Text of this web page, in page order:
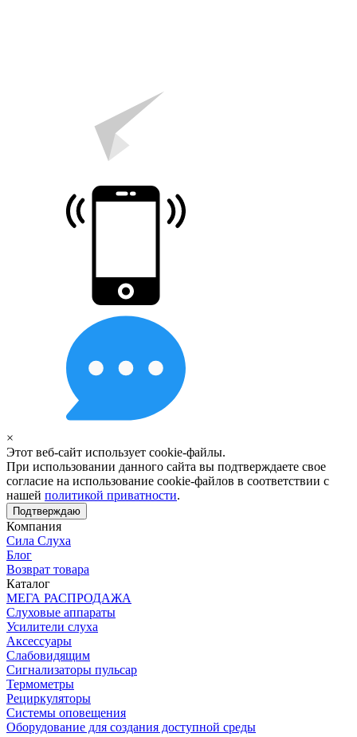
×
Этот веб-сайт использует cookie-файлы.
При использовании данного сайта вы подтверждаете свое
согласие на использование cookie-файлов в соответствии с
нашей политикой приватности.
Подтверждаю
Компания
Сила Слуха
Блог
Возврат товара
Каталог
МЕГА РАСПРОДАЖА
Слуховые аппараты
Усилители слуха
Аксессуары
Слабовидящим
Сигнализаторы пульсар
Термометры
Рециркуляторы
Cистемы оповещения
Оборудование для создания доступной среды